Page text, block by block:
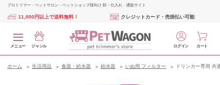
プロトリマー・ペットサロン・ペットショップ様向け 卸・仕入れ・通販サイト
11,000円以上で送料無料！ クレジットカード・売掛払い可能
メニュー ジャンル ログイン カート
ホーム 生活用品 食器・給水器 給水器 いぬ用 フィルター ドリンカー専用 共